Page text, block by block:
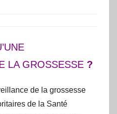
LA GROSSESSE ?
de la grossesse
de la Santé